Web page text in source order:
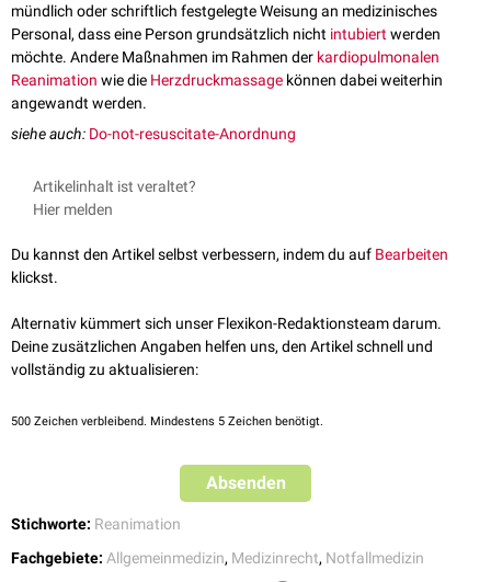
mündlich oder schriftlich festgelegte Weisung an medizinisches
Personal, dass eine Person grundsätzlich nicht intubiert werden
möchte. Andere Maßnahmen im Rahmen der kardiopulmonalen
Reanimation wie die Herzdruckmassage können dabei weiterhin
angewandt werden.
siehe auch: Do-not-resuscitate-Anordnung
Artikelinhalt ist veraltet?
Hier melden
Du kannst den Artikel selbst verbessern, indem du auf Bearbeiten
klickst.
Alternativ kümmert sich unser Flexikon-Redaktionsteam darum.
Deine zusätzlichen Angaben helfen uns, den Artikel schnell und
vollständig zu aktualisieren:
500 Zeichen verbleibend. Mindestens 5 Zeichen benötigt.
Absenden
Stichworte: Reanimation
Fachgebiete: Allgemeinmedizin, Medizinrecht, Notfallmedizin